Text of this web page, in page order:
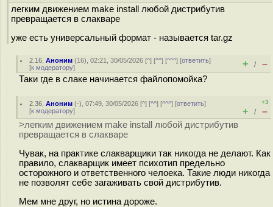
легким движением make install любой дистрибутив
превращается в слакваре
уже есть универсальный формат - называется tar.gz
2.16 ,Аноним (16), 02:21, 30/05/2026 [^] [^^] [^^^] [ответить]
[к модератору] + / –
Таки где в слаке начинается файлопомойка?
2.36 ,Аноним (-), 07:49, 30/05/2026 [^] [^^] [^^^] [ответить]
[к модератору]
+3
+ / –
>легким движением make install любой дистрибутив
превращается в слакваре
Чувак, на практике слакварщики так никогда не делают. Как
правило, слакварщик имеет психотип предельно
осторожного и ответственного челоека. Такие люди никогда
не позволят себе загаживать свой дистрибутив.
Мем мне друг, но истина дороже.